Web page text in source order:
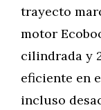
trayecto
motor
cilindrada y
eficiente en
incluso